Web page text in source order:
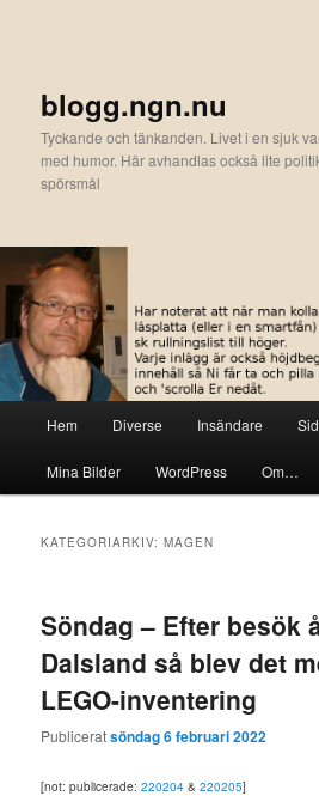
blogg.ngn.nu
Tyckande och tänkanden. Livet i en sjuk
med humor. Här avhandlas också lite
spörsmål
Hem Diverse Insändare
Mina Bilder WordPress Om…
KATEGORIARKIV:MAGEN
Söndag – Efter besök
Dalsland så blev det
LEGO-inventering
Publiceratsöndag 6 februari 2022
[not: publicerade:220204 &220205]